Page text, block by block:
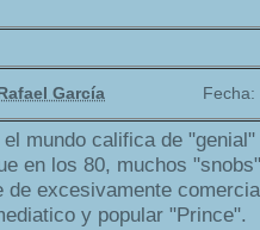
García Fecha:
el mundo califica de
en los 80, muchos
de excesivamente
y popular "Prince".